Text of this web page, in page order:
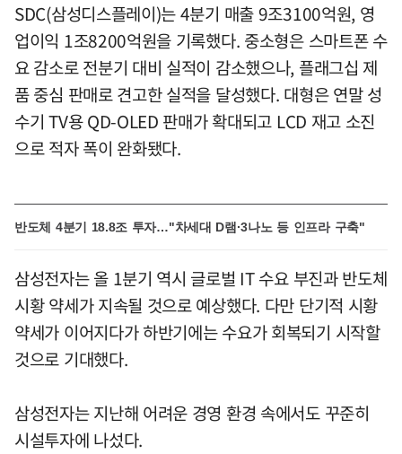
SDC(삼성디스플레이)는 4분기 매출 9조3100억원, 영
업이익 1조8200억원을 기록했다. 중소형은 스마트폰 수
요 감소로 전분기 대비 실적이 감소했으나, 플래그십 제
품 중심 판매로 견고한 실적을 달성했다. 대형은 연말 성
수기 TV용 QD-OLED 판매가 확대되고 LCD 재고 소진
으로 적자 폭이 완화됐다.
반도체 4분기 18.8조 투자…"차세대 D램·3나노 등 인프라 구축"
삼성전자는 올 1분기 역시 글로벌 IT 수요 부진과 반도체
시황 약세가 지속될 것으로 예상했다. 다만 단기적 시황
약세가 이어지다가 하반기에는 수요가 회복되기 시작할
것으로 기대했다.
삼성전자는 지난해 어려운 경영 환경 속에서도 꾸준히
시설투자에 나섰다.